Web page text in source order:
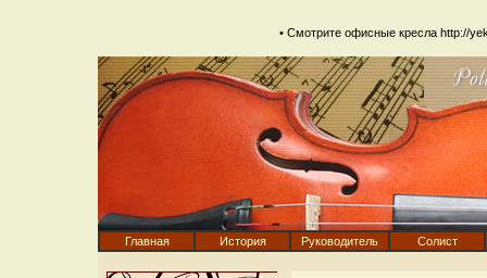
• Смотрите офисные кресла http://
Главная История Руководитель Солист